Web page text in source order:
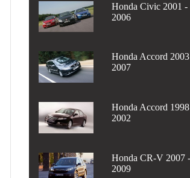
Honda Civic 2001 -
2006
Honda Accord
2007
Honda Accord
2002
Honda CR-V 2007 -
2009